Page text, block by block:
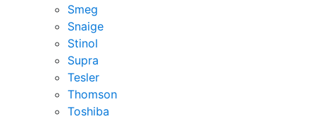
Smeg
Snaige
Stinol
Supra
Tesler
Thomson
Toshiba